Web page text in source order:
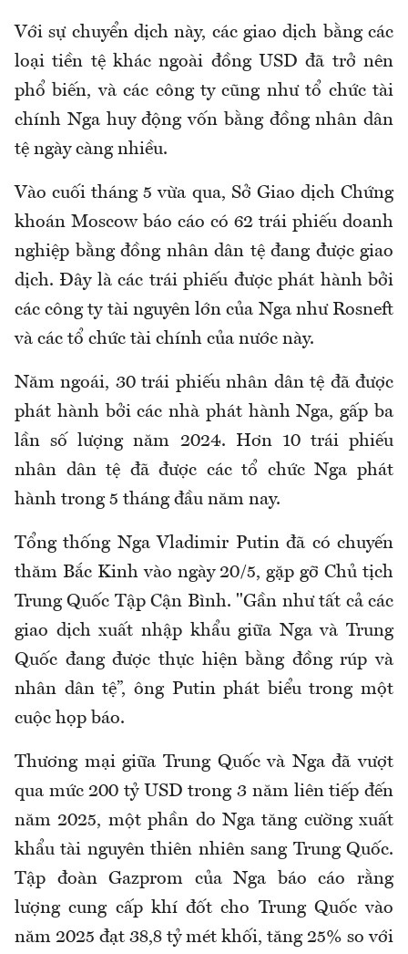
Với sự chuyển dịch này, các giao dịch bằng các
loại tiền tệ khác ngoài đồng USD đã trở nên
phổ biến, và các công ty cũng như tổ chức tài
chính Nga huy động vốn bằng đồng nhân dân
tệ ngày càng nhiều.
Vào cuối tháng 5 vừa qua, Sở Giao dịch Chứng
khoán Moscow báo cáo có 62 trái phiếu doanh
nghiệp bằng đồng nhân dân tệ đang được giao
dịch. Đây là các trái phiếu được phát hành bởi
các công ty tài nguyên lớn của Nga như Rosneft
và các tổ chức tài chính của nước này.
Năm ngoái, 30 trái phiếu nhân dân tệ đã được
phát hành bởi các nhà phát hành Nga, gấp ba
lần số lượng năm 2024. Hơn 10 trái phiếu
nhân dân tệ đã được các tổ chức Nga phát
hành trong 5 tháng đầu năm nay.
Tổng thống Nga Vladimir Putin đã có chuyến
thăm Bắc Kinh vào ngày 20/5, gặp gỡ Chủ tịch
Trung Quốc Tập Cận Bình. "Gần như tất cả các
giao dịch xuất nhập khẩu giữa Nga và Trung
Quốc đang được thực hiện bằng đồng rúp và
nhân dân tệ”, ông Putin phát biểu trong một
cuộc họp báo.
Thương mại giữa Trung Quốc và Nga đã vượt
qua mức 200 tỷ USD trong 3 năm liên tiếp đến
năm 2025, một phần do Nga tăng cường xuất
khẩu tài nguyên thiên nhiên sang Trung Quốc.
Tập đoàn Gazprom của Nga báo cáo rằng
lượng cung cấp khí đốt cho Trung Quốc vào
năm 2025 đạt 38,8 tỷ mét khối, tăng 25% so với